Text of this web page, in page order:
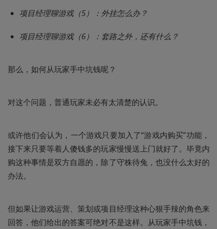
项目经理聊游戏（5）：外挂怎么办？
项目经理聊游戏（6）：套路之外，还有什么？
那么，如何从玩家手中坑钱呢？
对这个问题，普通玩家未必有太清楚的认识。
或许他们会认为，一个游戏只要加入了“游戏内购买”功能，
接下来只要等着人傻钱多的玩家慢慢送上门就好了。毕竟内
购这种事情是双方自愿的，除了守株待兔，也没什么太好的
办法。
但如果让游戏运营、策划或项目经理这种心狠手辣的角色来
回答，他们给出的答案可绝对不是这样。从玩家手中坑钱，